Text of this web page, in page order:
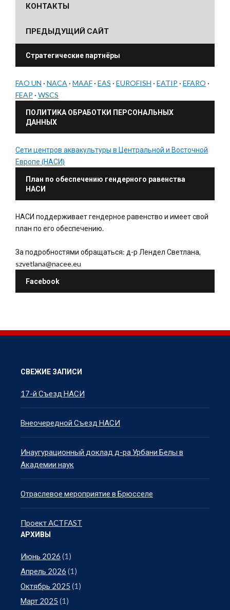
КОНТАКТЫ
ПРЕДЫДУЩИЙ САЙТ
Стратегические партнёры
FAO UN · NACA · MAAF · EAS · EUROFISH · EATIP · EFARO ·
FEAP · WSCS
ПОЛИТИКА ОБРАБОТКИ ПЕРСОНАЛЬНЫХ
ДАННЫХ
Сети центров аквакультуры в Центральной и Восточной
Европе (НАСИ)
План по обеспечению гендерного равенства
НАСИ
НАСИ поддерживает гендерное равенство и имеет свой
план по его обеспечению.
За подробностями обращаться: д-р Лендел Светлана,
szvetlana@nacee.eu
Facebook
СВЕЖИЕ ЗАПИСИ
17-й Съезд НАСИ
Внеочередной Съезд НАСИ
Инаугурационный доклад д-ра Урбани Белы в
Академии наук
Отраслевое мероприятие в Брюсселе
Проект ACTFAST
АРХИВЫ
Июнь 2026 (1)
Апрель 2026 (1)
Октябрь 2025 (1)
Март 2025 (1)